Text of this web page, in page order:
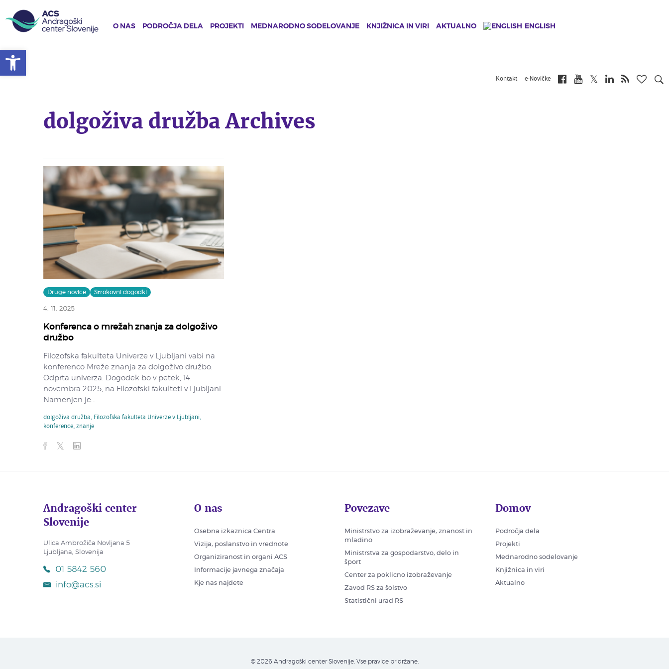
O NAS PODROČJA DELA PROJEKTI MEDNARODNO SODELOVANJE KNJIŽNICA IN VIRI AKTUALNO ENGLISH
Kontakt e-Novičke
dolgoživa družba Archives
Druge novice Strokovni dogodki
4. 11. 2025
Konferenca o mrežah znanja za dolgoživo
družbo
Filozofska fakulteta Univerze v Ljubljani vabi na
konferenco Mreže znanja za dolgoživo družbo:
Odprta univerza. Dogodek bo v petek, 14.
novembra 2025, na Filozofski fakulteti v Ljubljani.
Namenjen je...
dolgoživa družba, Filozofska fakulteta Univerze v Ljubljani,
konference,znanje
Andragoški center
Slovenije
Ulica Ambrožiča Novljana 5
Ljubljana, Slovenija
01 5842 560
info@acs.si
O nas
Osebna izkaznica Centra
Vizija, poslanstvo in vrednote
Organiziranost in organi ACS
Informacije javnega značaja
Kje nas najdete
Povezave
Ministrstvo za izobraževanje, znanost in
mladino
Ministrstva za gospodarstvo, delo in
šport
Center za poklicno izobraževanje
Zavod RS za šolstvo
Statistični urad RS
Domov
Področja dela
Projekti
Mednarodno sodelovanje
Knjižnica in viri
Aktualno
© 2026 Andragoški center Slovenije. Vse pravice pridržane.
Open toolbar